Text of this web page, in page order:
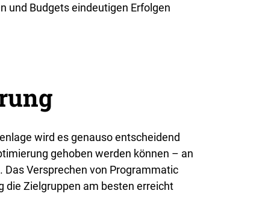
und Budgets eindeutigen Erfolgen
wird es genauso entscheidend
gehoben werden können – an
. Das Versprechen von Programmatic
die Zielgruppen am besten erreicht